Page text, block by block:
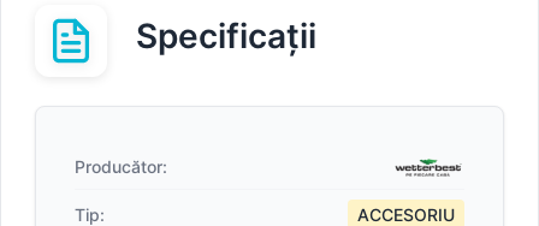
Specificații
Producător:
Tip: ACCESORIU